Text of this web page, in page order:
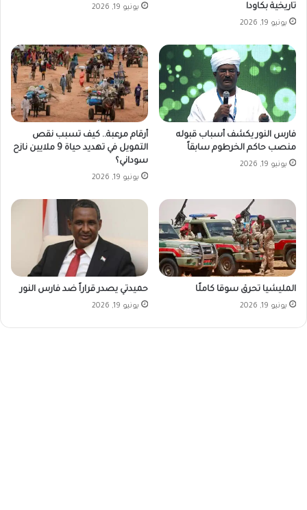
تاريخية بكاودا
يونيو 19, 2026
يونيو 19, 2026
فارس النور يكشف أسباب قبوله
منصب حاكم الخرطوم سابقاً
يونيو 19, 2026
أرقام مرعبة.. كيف تسبب نقص
التمويل في تهديد حياة 9 ملايين نازح
سوداني؟
يونيو 19, 2026
المليشيا تحرق سوقا كاملًا
يونيو 19, 2026
حميدتي يصدر قراراً ضد فارس النور
يونيو 19, 2026